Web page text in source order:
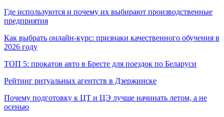
Где используются и почему их выбирают производственные
предприятия
Как выбрать онлайн-курс: признаки качественного обучения в
2026 году
ТОП 5: прокатов авто в Бресте для поездок по Беларуси
Рейтинг ритуальных агентств в Дзержинске
Почему подготовку к ЦТ и ЦЭ лучше начинать летом, а не
осенью